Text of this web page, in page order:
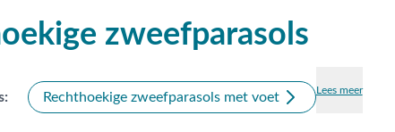
zweefparasols
Rechthoekige zweefparasols met voet
Lees meer